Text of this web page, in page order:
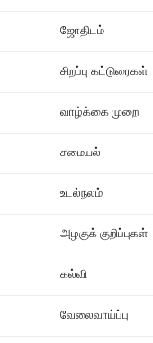
ஜோதிடம்
சிறப்பு கட்டுரைகள்
வாழ்க்கை முறை
சமையல்
உடல்நலம்
அழகுக் குறிப்புகள்
கல்வி
வேலைவாய்ப்பு